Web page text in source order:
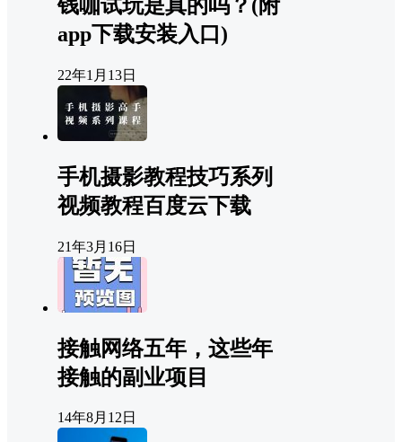
钱咖试玩是真的吗？(附
app下载安装入口)
22年1月13日
手机摄影教程技巧系列
视频教程百度云下载
21年3月16日
接触网络五年，这些年
接触的副业项目
14年8月12日